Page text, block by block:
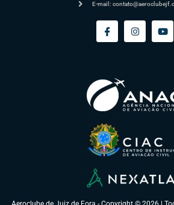
E-mail: